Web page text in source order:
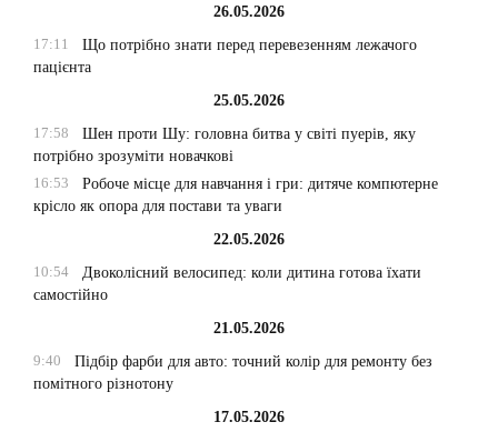
26.05.2026
17:11
Що потрібно знати перед перевезенням лежачого
пацієнта
25.05.2026
17:58
Шен проти Шу: головна битва у світі пуерів, яку
потрібно зрозуміти новачкові
16:53
Робоче місце для навчання і гри: дитяче компютерне
крісло як опора для постави та уваги
22.05.2026
10:54
Двоколісний велосипед: коли дитина готова їхати
самостійно
21.05.2026
9:40
Підбір фарби для авто: точний колір для ремонту без
помітного різнотону
17.05.2026